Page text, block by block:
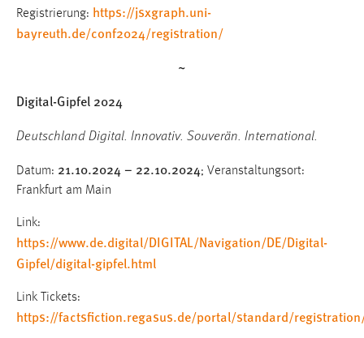
Registrierung: https://jsxgraph.uni-
bayreuth.de/conf2024/registration/
~
Digital-Gipfel 2024
Deutschland Digital. Innovativ. Souverän. International.
Datum: 21.10.2024 – 22.10.2024; Veranstaltungsort:
Frankfurt am Main
Link:
https://www.de.digital/DIGITAL/Navigation/DE/Digital-
Gipfel/digital-gipfel.html
Link Tickets:
https://factsfiction.regasus.de/portal/standard/